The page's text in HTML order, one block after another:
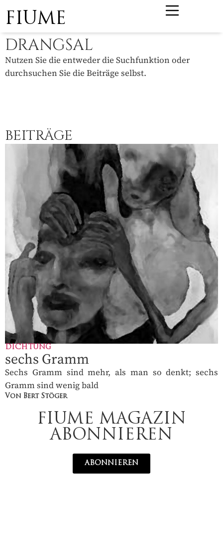
FIUME
DRANGSAL
Nutzen Sie die entweder die Suchfunktion oder
durchsuchen Sie die Beiträge selbst.
BEITRÄGE
DICHTUNG
sechs Gramm
Sechs Gramm sind mehr, als man so denkt; sechs
Gramm sind wenig bald
Von Bert Stöger
FIUME MAGAZIN
ABONNIEREN
ABONNIEREN